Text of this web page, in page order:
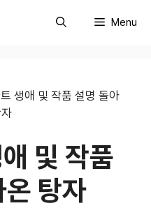
Menu
생애 및 작품 설명 돌아
및 작품
탕자